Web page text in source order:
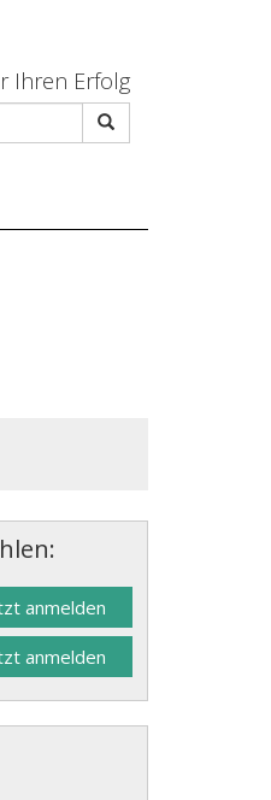
Ihren Erfolg
anmelden
anmelden